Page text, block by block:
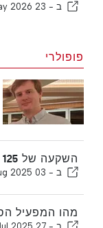
ב - 23 May 2026
פופולרי
השקעה של 125 מיליון אירו בפיתוח אלגרבה
ב - 03 Aug 2025
מהו המפעיל